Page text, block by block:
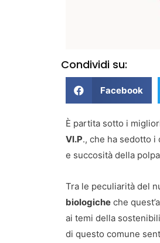
Condividi su:
Facebook
È partita sotto i
VI.P., che ha sedotto
e succosità della
Tra le peculiarità del
biologiche che
ai temi della
di questo comune